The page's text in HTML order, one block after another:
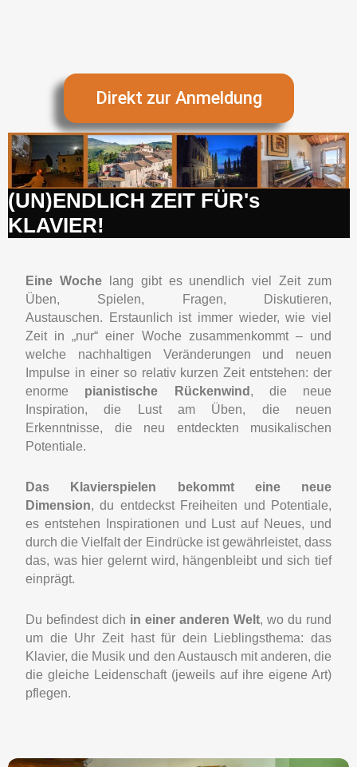
Direkt zur Anmeldung
(UN)ENDLICH ZEIT FÜR's
KLAVIER!
Eine Wochelang gibt es unendlich viel Zeit zum
Üben, Spielen, Fragen, Diskutieren,
Austauschen.
Erstaunlich ist immer wieder, wie viel
Zeit in „nur“ einer Woche zusammenkommt – und
welche nachhaltigen Veränderungen und neuen
Impulse in einer so relativ kurzen Zeit entstehen: der
enorme pianistische Rückenwind , die neue
Inspiration, die Lust am Üben, die neuen
Erkenntnisse, die neu entdeckten musikalischen
Potentiale.
Das Klavierspielen bekommt eine neue
Dimension, du entdeckst Freiheiten und Potentiale,
es entstehen Inspirationen und Lust auf Neues, und
durch die Vielfalt der Eindrücke ist gewährleistet, dass
das, was hier gelernt wird, hängenbleibt und sich tief
einprägt.
Du befindest dich in einer anderen Welt, wo du rund
um die Uhr Zeit hast für dein Lieblingsthema: das
Klavier, die Musik und den Austausch mit anderen, die
die gleiche Leidenschaft (jeweils auf ihre eigene Art)
pflegen.